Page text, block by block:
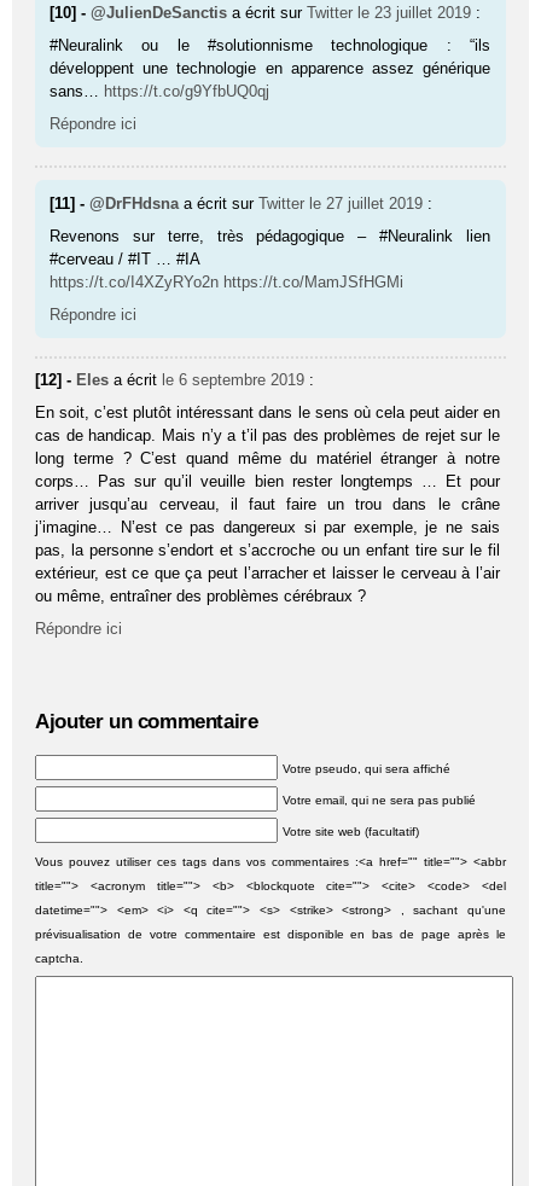
[10] -@JulienDeSanctis a écrit surTwitter le 23 juillet 2019 :
#Neuralink ou le #solutionnisme technologique : “ils
développent une technologie en apparence assez générique
sans… https://t.co/g9YfbUQ0qj
Répondre ici
[11] -@DrFHdsna a écrit surTwitter le 27 juillet 2019 :
Revenons sur terre, très pédagogique – #Neuralink lien
#cerveau / #IT … #IA
https://t.co/I4XZyRYo2n https://t.co/MamJSfHGMi
Répondre ici
[12] - Eles a écrit le 6 septembre 2019 :
En soit, c’est plutôt intéressant dans le sens où cela peut aider en
cas de handicap. Mais n’y a t’il pas des problèmes de rejet sur le
long terme ? C’est quand même du matériel étranger à notre
corps… Pas sur qu’il veuille bien rester longtemps … Et pour
arriver jusqu’au cerveau, il faut faire un trou dans le crâne
j’imagine… N’est ce pas dangereux si par exemple, je ne sais
pas, la personne s’endort et s’accroche ou un enfant tire sur le fil
extérieur, est ce que ça peut l’arracher et laisser le cerveau à l’air
ou même, entraîner des problèmes cérébraux ?
Répondre ici
Ajouter un commentaire
Votre pseudo, qui sera affiché
Votre email, qui ne sera pas publié
Votre site web (facultatif)
Vous pouvez utiliser ces tags dans vos commentaires :<a href="" title=""> <abbr
title=""> <acronym title=""> <b> <blockquote cite=""> <cite> <code> <del
datetime=""> <em> <i> <q cite=""> <s> <strike> <strong> , sachant qu'une
prévisualisation de votre commentaire est disponible en bas de page après le
captcha.